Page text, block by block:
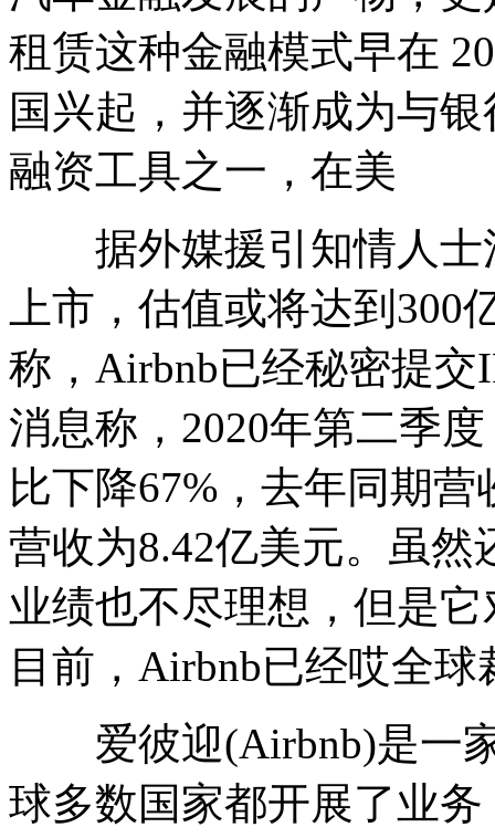
租赁这种金融模式早在
国兴起，并逐渐成为与
融资工具之一，在美
据外媒援引知情人士
上市，估值或将达到
称，Airbnb已经秘密提
消息称，2020年第二季
比下降67%，去年同期
营收为8.42亿美元。虽
业绩也不尽理想，但是
目前，Airbnb已经哎全球
爱彼迎(Airbnb)是一家
球多数国家都开展了业